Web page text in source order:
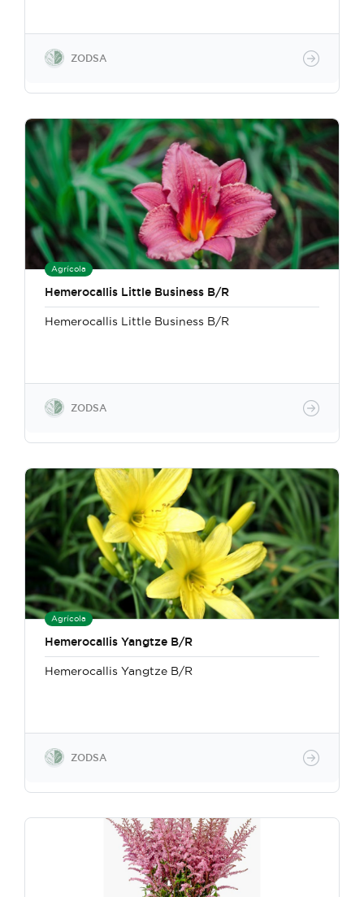
ZODSA
Agrícola
Hemerocallis Little Business B/R
Hemerocallis Little Business B/R
ZODSA
Agrícola
Hemerocallis Yangtze B/R
Hemerocallis Yangtze B/R
ZODSA